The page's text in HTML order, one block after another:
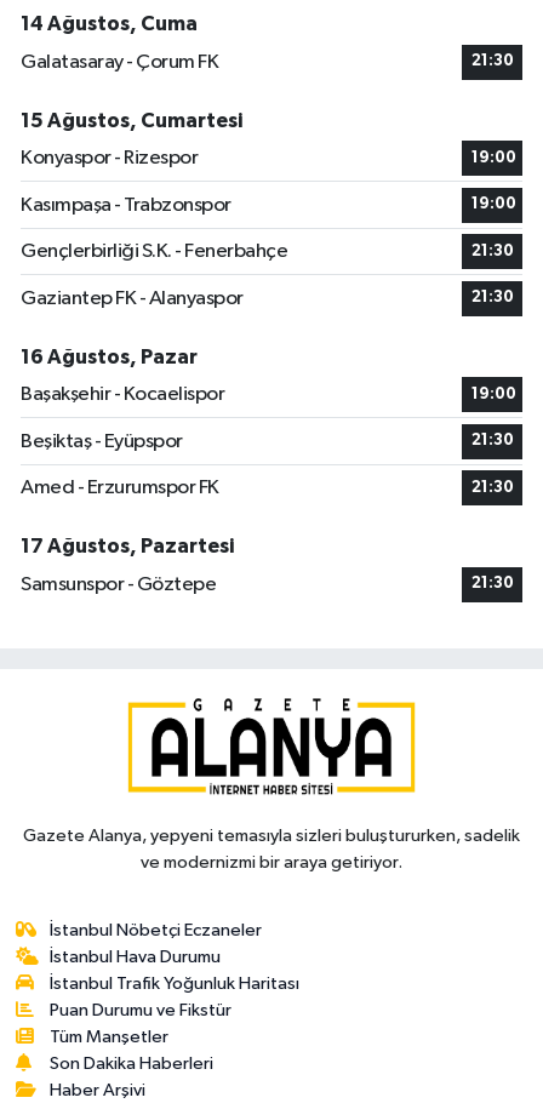
14 Ağustos, Cuma
Galatasaray - Çorum FK
21:30
15 Ağustos, Cumartesi
Konyaspor - Rizespor
19:00
Kasımpaşa - Trabzonspor 19:00
Gençlerbirliği S.K. - Fenerbahçe 21:30
Gaziantep FK - Alanyaspor 21:30
16 Ağustos, Pazar
Başakşehir - Kocaelispor
19:00
Beşiktaş - Eyüpspor 21:30
Amed - Erzurumspor FK 21:30
17 Ağustos, Pazartesi
Samsunspor - Göztepe
21:30
Gazete Alanya, yepyeni temasıyla sizleri buluştururken, sadelik
ve modernizmi bir araya getiriyor.
İstanbul Nöbetçi Eczaneler
İstanbul Hava Durumu
İstanbul Trafik Yoğunluk Haritası
Puan Durumu ve Fikstür
Tüm Manşetler
Son Dakika Haberleri
Haber Arşivi